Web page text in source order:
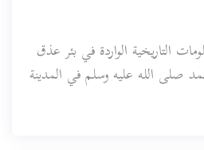
التاريخية الواردة في بئر عذق
صلى الله عليه وسلم في المدينة